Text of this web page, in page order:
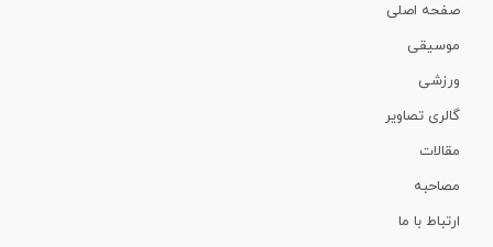
صفحه اصلی
موسیقی
ورزشی
گالری تصاویر
مقالات
مصاحبه
ارتباط با ما